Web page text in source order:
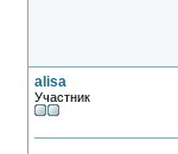
alisa
Участник